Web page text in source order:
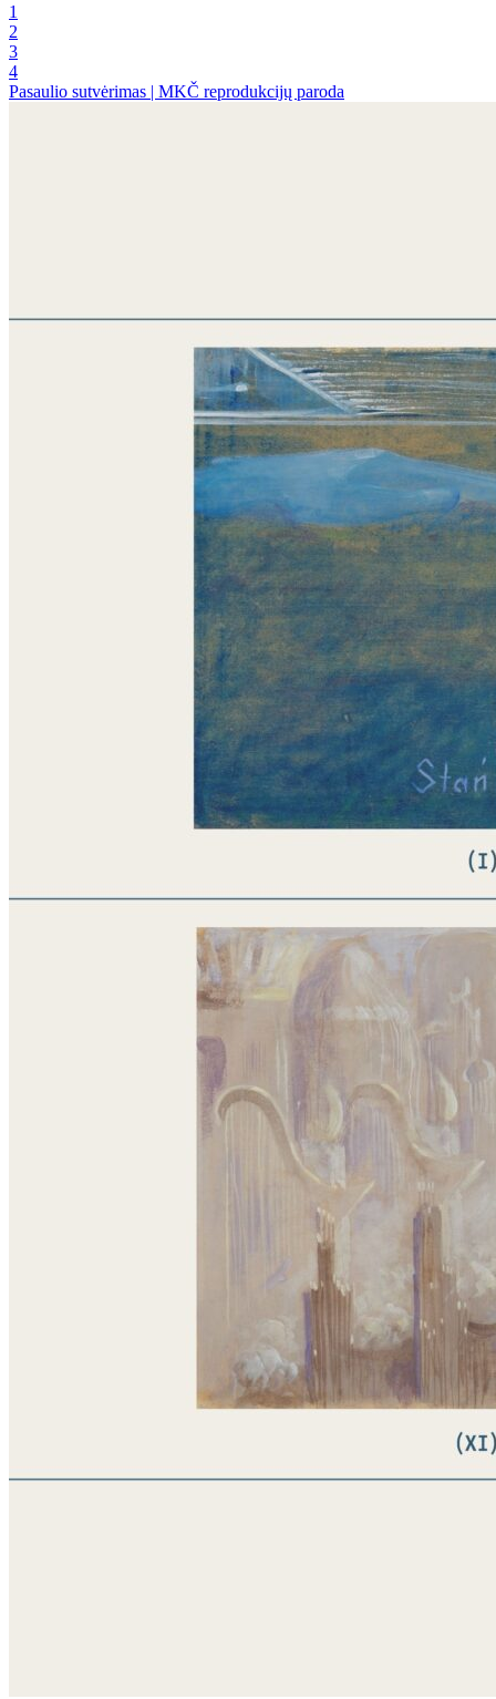
1
2
3
4
Pasaulio sutvėrimas | MKČ reprodukcijų paroda